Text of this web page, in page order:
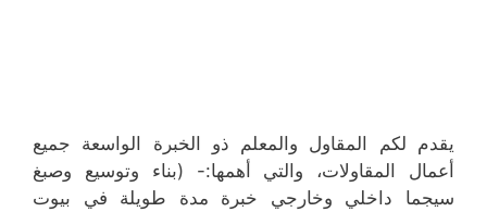
يقدم لكم المقاول والمعلم ذو الخبرة الواسعة جميع
أعمال المقاولات، والتي أهمها:- (بناء وتوسيع وصبغ
سيجما داخلي وخارجي خبرة مدة طويلة في بيوت